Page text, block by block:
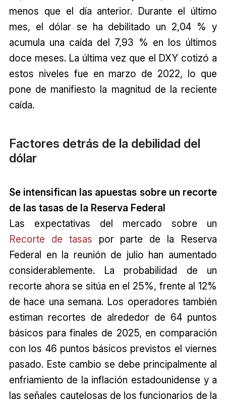
menos que el día anterior. Durante el último
mes, el dólar se ha debilitado un 2,04 % y
acumula una caída del 7,93 % en los últimos
doce meses. La última vez que el DXY cotizó a
estos niveles fue en marzo de 2022, lo que
pone de manifiesto la magnitud de la reciente
caída.
Factores detrás de la debilidad del
dólar
Se intensifican las apuestas sobre un recorte
de las tasas de la Reserva Federal
Las expectativas del mercado sobre un
Recorte de tasas por parte de la Reserva
Federal en la reunión de julio han aumentado
considerablemente. La probabilidad de un
recorte ahora se sitúa en el 25%, frente al 12%
de hace una semana. Los operadores también
estiman recortes de alrededor de 64 puntos
básicos para finales de 2025, en comparación
con los 46 puntos básicos previstos el viernes
pasado. Este cambio se debe principalmente al
enfriamiento de la inflación estadounidense y a
las señales cautelosas de los funcionarios de la